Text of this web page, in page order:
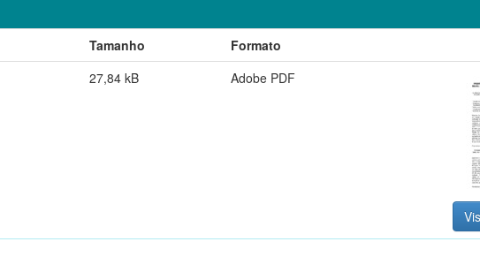
Tamanho
Formato
27,84 kB Adobe PDF